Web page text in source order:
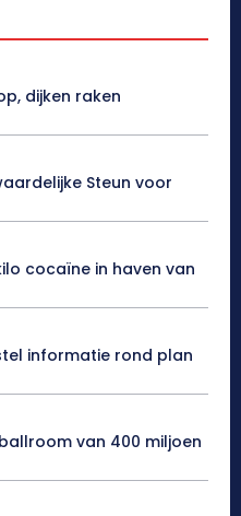
dijken raken
Steun voor
cocaïne in haven van
informatie rond plan
van 400 miljoen